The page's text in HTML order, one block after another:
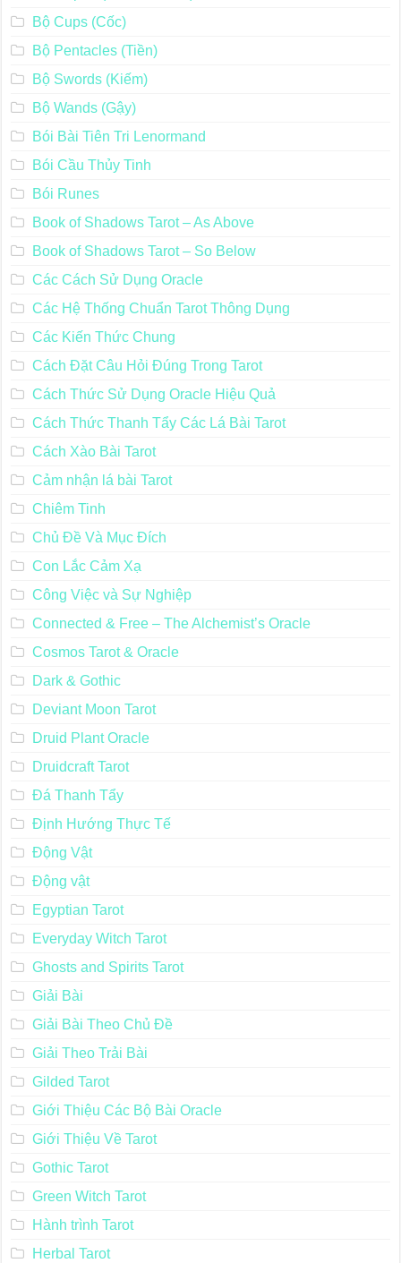
Bộ Cups (Cốc)
Bộ Pentacles (Tiền)
Bộ Swords (Kiếm)
Bộ Wands (Gậy)
Bói Bài Tiên Tri Lenormand
Bói Cầu Thủy Tinh
Bói Runes
Book of Shadows Tarot – As Above
Book of Shadows Tarot – So Below
Các Cách Sử Dụng Oracle
Các Hệ Thống Chuẩn Tarot Thông Dụng
Các Kiến Thức Chung
Cách Đặt Câu Hỏi Đúng Trong Tarot
Cách Thức Sử Dụng Oracle Hiệu Quả
Cách Thức Thanh Tẩy Các Lá Bài Tarot
Cách Xào Bài Tarot
Cảm nhận lá bài Tarot
Chiêm Tinh
Chủ Đề Và Mục Đích
Con Lắc Cảm Xạ
Công Việc và Sự Nghiệp
Connected & Free – The Alchemist’s Oracle
Cosmos Tarot & Oracle
Dark & Gothic
Deviant Moon Tarot
Druid Plant Oracle
Druidcraft Tarot
Đá Thanh Tẩy
Định Hướng Thực Tế
Động Vật
Động vật
Egyptian Tarot
Everyday Witch Tarot
Ghosts and Spirits Tarot
Giải Bài
Giải Bài Theo Chủ Đề
Giải Theo Trải Bài
Gilded Tarot
Giới Thiệu Các Bộ Bài Oracle
Giới Thiệu Về Tarot
Gothic Tarot
Green Witch Tarot
Hành trình Tarot
Herbal Tarot